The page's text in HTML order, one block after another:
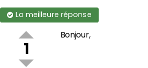
La meilleure réponse
1
Bonjour,